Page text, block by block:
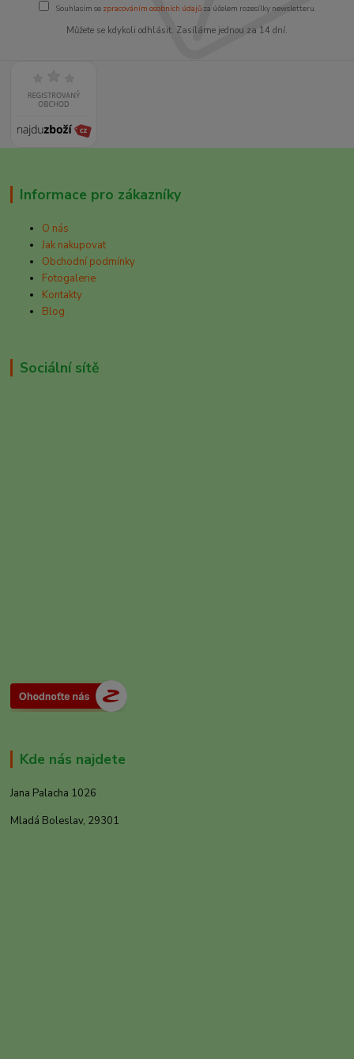
Souhlasím se zpracováním osobních údajůza účelem rozesílky newsletteru.
Můžete se kdykoli odhlásit. Zasíláme jednou za 14 dní.
Informace pro zákazníky
O nás
Jak nakupovat
Obchodní podmínky
Fotogalerie
Kontakty
Blog
Sociální sítě
Kde nás najdete
Jana Palacha 1026
Mladá Boleslav, 29301